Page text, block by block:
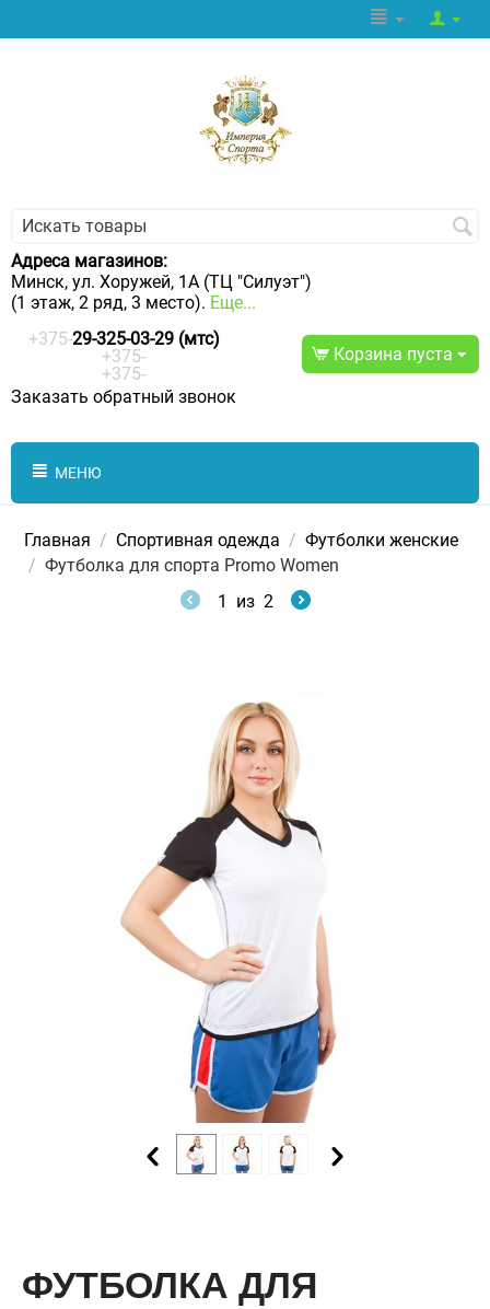
Адреса магазинов:
Минск, ул. Хоружей, 1А (ТЦ "Силуэт")
(1 этаж, 2 ряд, 3 место). Еще...
+375-29-325-03-29 (мтс)
+375-
+375-
Заказать обратный звонок
Корзина пуста
МЕНЮ
Главная / Спортивная одежда / Футболки женские
/ Футболка для спорта Promo Women
1
из 2
ФУТБОЛКА ДЛЯ